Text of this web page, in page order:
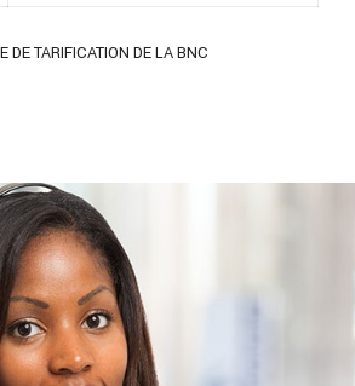
DE TARIFICATION DE LA BNC